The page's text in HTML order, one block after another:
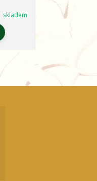
skladem 399 Kč